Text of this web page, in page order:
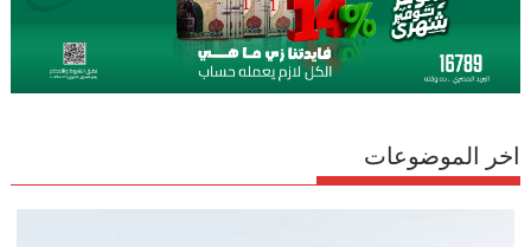
اخر الموضوعات